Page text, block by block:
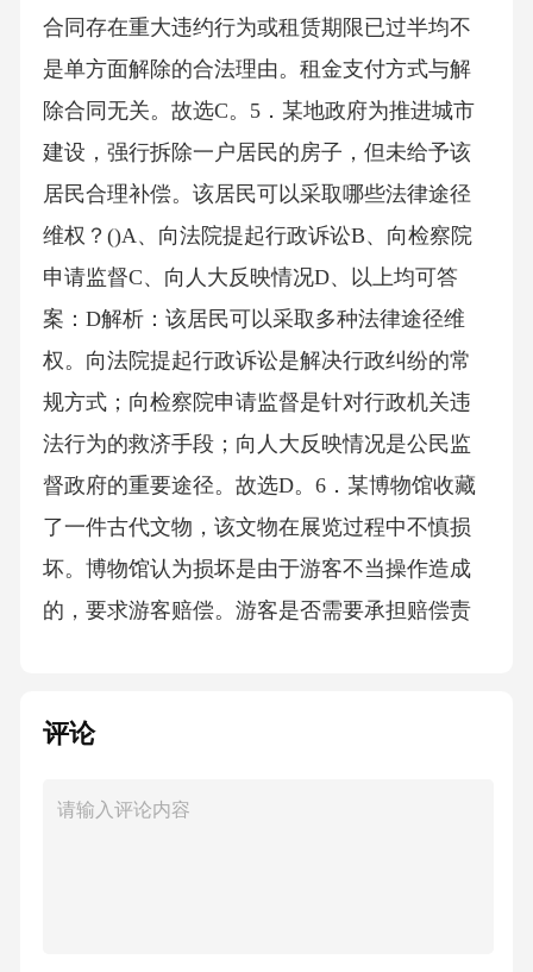
合同存在重大违约行为或租赁期限已过半均不
是单方面解除的合法理由。租金支付方式与解
除合同无关。故选C。5．某地政府为推进城市
建设，强行拆除一户居民的房子，但未给予该
居民合理补偿。该居民可以采取哪些法律途径
维权？()A、向法院提起行政诉讼B、向检察院
申请监督C、向人大反映情况D、以上均可答
案：D解析：该居民可以采取多种法律途径维
权。向法院提起行政诉讼是解决行政纠纷的常
规方式；向检察院申请监督是针对行政机关违
法行为的救济手段；向人大反映情况是公民监
督政府的重要途径。故选D。6．某博物馆收藏
了一件古代文物，该文物在展览过程中不慎损
坏。博物馆认为损坏是由于游客不当操作造成
的，要求游客赔偿。游客是否需要承担赔偿责
客故意损坏D、不需要，因不可抗力导致损坏答
负有妥善保管文物的责任。若损坏是由于游客
评论